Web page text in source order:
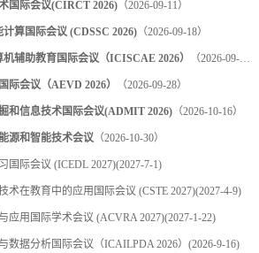
国际会议(CIRCT 2026)（2026-09-11）
算国际会议 (CDSSC 2026)（2026-09-18）
辅助教育国际会议（ICISCAE 2026） （2026-09-27）
际会议（AEVD 2026） （2026-09-28）
和信息技术国际会议(ADMIT 2026)（2026-10-16）
源和智能技术会议（2026-10-30）
国际会议 (ICEDL 2027)(2027-7-1)
术在教育中的应用国际会议 (CSTE 2027)(2027-4-9)
应用国际学术会议 (ACVRA 2027)(2027-1-22)
数据分析国际会议（ICAILPDA 2026） (2026-9-16)